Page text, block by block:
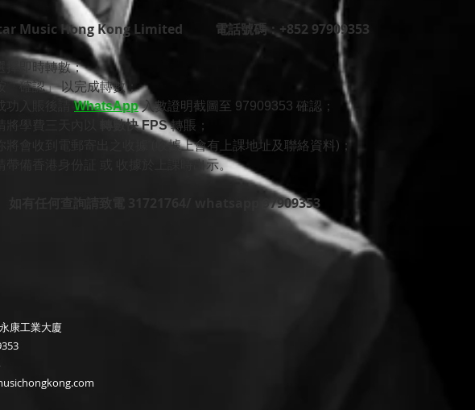
Music Hong Kong Limited 電話號碼：+852 97909353
擇即時轉數；
「確認」 以完成轉數；
功入賬後請 WhatsApp 入數證明截圖至 97909353 確認；
將學費三天內以
轉數快 FPS轉賬​​；
將會收到電郵寄出之收據 (收據上會有上課地址及聯絡資料)；
帶備香港身份証 或 收據於上課時出示。
如有任何查詢請致電 31721764/ whatsapp 97909353
康工業大廈